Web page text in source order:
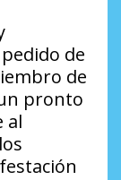
de
de
pronto
al